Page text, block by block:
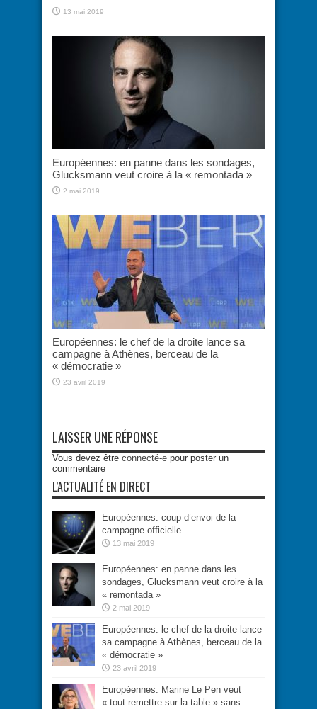
13 mai 2019
Européennes: en panne dans les sondages,
Glucksmann veut croire à la « remontada »
2 mai 2019
Européennes: le chef de la droite lance sa
campagne à Athènes, berceau de la
« démocratie »
23 avril 2019
LAISSER UNE RÉPONSE
Vous devez être connecté-e pour poster un
commentaire
L’ACTUALITÉ EN DIRECT
Européennes: coup d’envoi de la
campagne officielle
13 mai 2019
Européennes: en panne dans les
sondages, Glucksmann veut croire à la
« remontada »
2 mai 2019
Européennes: le chef de la droite lance
sa campagne à Athènes, berceau de la
« démocratie »
23 avril 2019
Européennes: Marine Le Pen veut
« tout remettre sur la table » sans